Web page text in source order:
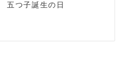
五つ子誕生の日